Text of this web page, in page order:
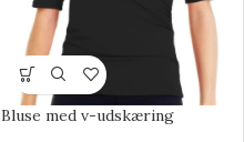
Bluse med v-udskæring